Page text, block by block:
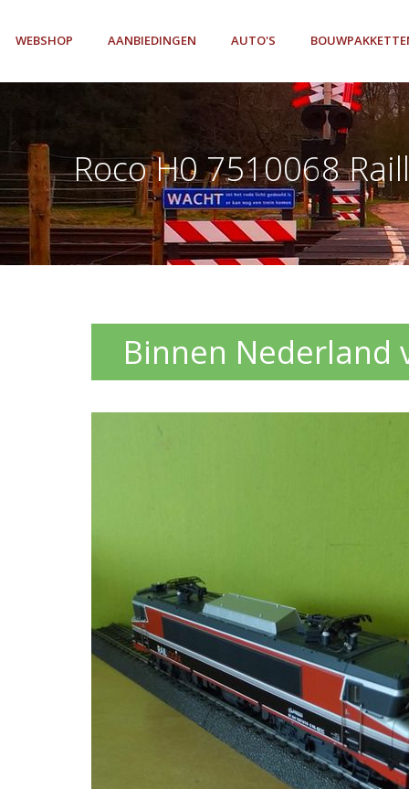
WEBSHOP AANBIEDINGEN AUTO'S
Roco H0 7510068
Binnen